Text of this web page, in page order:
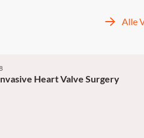
Alle
Heart Valve Surgery